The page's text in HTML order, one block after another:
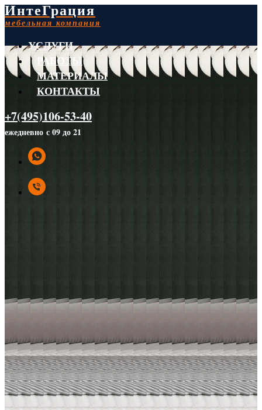
ИнтеГрация
мебельная компания
УСЛУГИ
РАБОТЫ
МАТЕРИАЛЫ
КОНТАКТЫ
+7(495)106-53-40
ежедневно с 09 до 21